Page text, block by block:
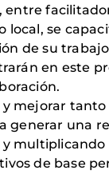
entre
se
de su
en este
mejorar
generar una
de base